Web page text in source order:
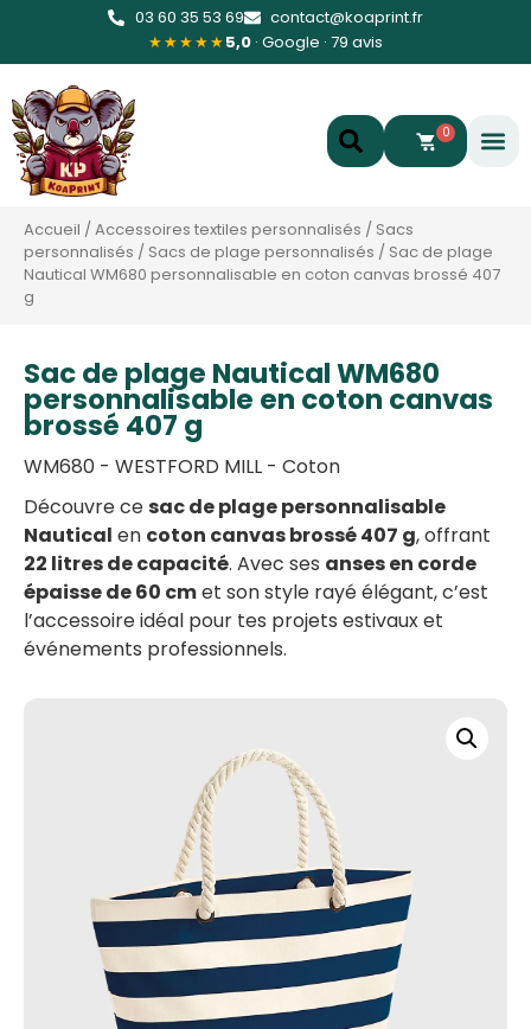
03 60 35 53 69
contact@koaprint.fr
★★★★★5,0 · Google · 79 avis
0
Accueil /Accessoires textiles personnalisés / Sacs
personnalisés / Sacs de plage personnalisés / Sac de plage
Nautical WM680 personnalisable en coton canvas brossé 407
g
Sac de plage Nautical WM680
personnalisable en coton canvas
brossé 407 g
WM680 - WESTFORD MILL - Coton
Découvre cesac de plage personnalisable
Nautical en coton canvas brossé 407 g, offrant
22 litres de capacité. Avec ses anses en corde
épaisse de 60 cmet son style rayé élégant, c’est
l’accessoire idéal pour tes projets estivaux et
événements professionnels.